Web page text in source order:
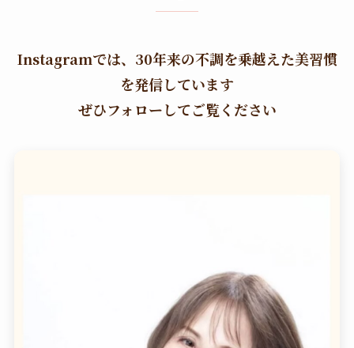
Instagramでは、30年来の不調を乗越えた美習慣
を発信しています
ぜひフォローしてご覧ください